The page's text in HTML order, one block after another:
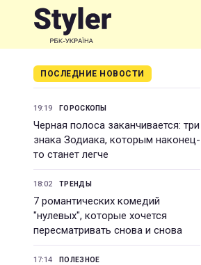
ПОСЛЕДНИЕ НОВОСТИ
19:19 ГОРОСКОПЫ
Черная полоса заканчивается: три
знака Зодиака, которым наконец-
то станет легче
18:02 ТРЕНДЫ
7 романтических комедий
"нулевых", которые хочется
пересматривать снова и снова
17:14 ПОЛЕЗНОЕ